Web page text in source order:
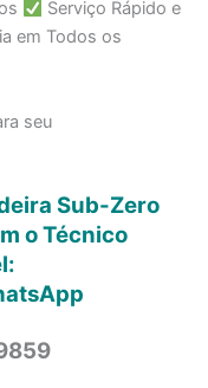
Serviço Rápido e
em Todos os
seu
Sub-Zero
o Técnico